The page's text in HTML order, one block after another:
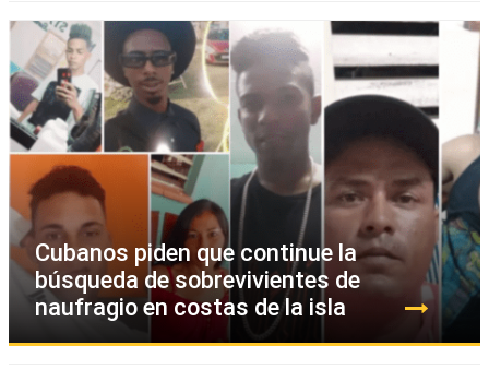
Cubanos piden que continue la
búsqueda de sobrevivientes de
naufragio en costas de la isla